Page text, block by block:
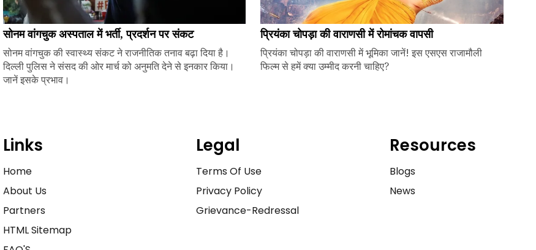
सोनम वांगचुक अस्पताल में भर्ती, प्रदर्शन पर संकट
सोनम वांगचुक की स्वास्थ्य संकट ने राजनीतिक तनाव बढ़ा दिया है।
दिल्ली पुलिस ने संसद की ओर मार्च को अनुमति देने से इनकार किया।
जानें इसके प्रभाव।
प्रियंका चोपड़ा की वाराणसी में रोमांचक वापसी
प्रियंका चोपड़ा की वाराणसी में भूमिका जानें! इस एसएस राजामौली
फिल्म से हमें क्या उम्मीद करनी चाहिए?
Links
Home
About Us
Partners
HTML Sitemap
Legal
Terms Of Use
Privacy Policy
Grievance-Redressal
Resources
Blogs
News